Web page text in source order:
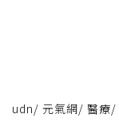
udn/ 元氣網/ 醫療/